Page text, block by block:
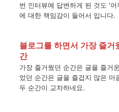
번 인터뷰에 답변하게 된 것도 '어
에 대한 책임감이 들어서 입니다.
블로그를 하면서 가장 즐거
간
가장 즐거웠던 순간은 글을 즐거운
었던 순간은 글을 즐겁지 않은 마
두 순간이 교차하네요.